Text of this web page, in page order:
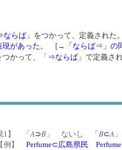
らば 」をつかって、定義された
があった 。 [→ 「ならば⇒」の
つかって、「 ⇒ならば 」で定義さ
1】 「 A⊃B 」 ないし 「 B⊂A 」
】 Perfume⊂広島県民 Perfume